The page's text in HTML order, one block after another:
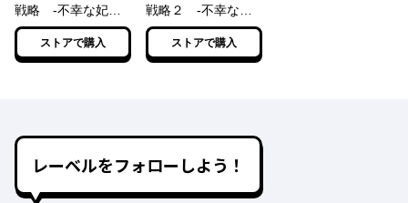
戦略 ‐不幸な妃は
巻き戻れない‐【電
子特典付き】
ストアで購入
戦略２ ‐不幸な妃
が幸せになる方法‐
ストアで購入
レーベルをフォローしよう！